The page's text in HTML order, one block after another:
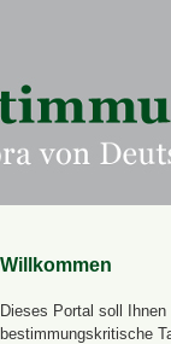
Willkommen
Dieses Portal soll Ihnen
bestimmungskritische